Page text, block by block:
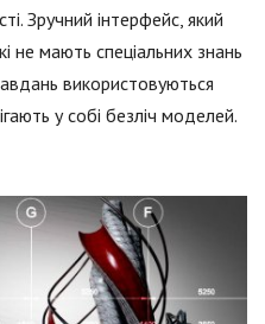
Зручний інтерфейс, який
не мають спеціальних знань
використовуються
у собі безліч моделей.